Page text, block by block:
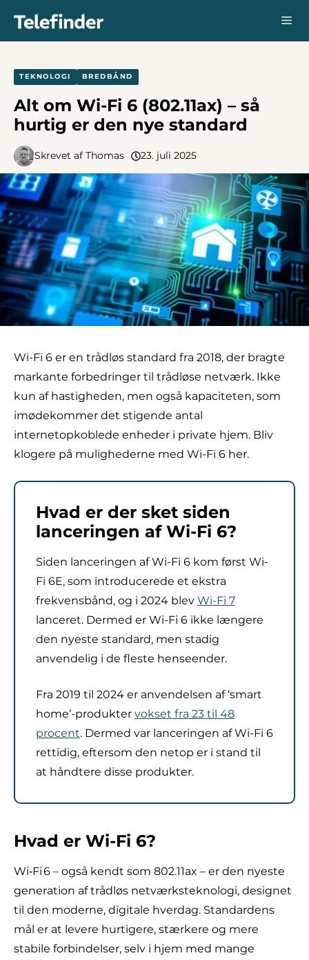
TEKNOLOGI BREDBÅND
Alt om Wi-Fi 6 (802.11ax) – så
hurtig er den nye standard
Skrevet af Thomas 23. juli 2025
Wi-Fi 6 er en trådløs standard fra 2018, der bragte
markante forbedringer til trådløse netværk. Ikke
kun af hastigheden, men også kapaciteten, som
imødekommer det stigende antal
internetopkoblede enheder i private hjem. Bliv
klogere på mulighederne med Wi-Fi 6 her.
Hvad er der sket siden
lanceringen af Wi-Fi 6?
Siden lanceringen af Wi-Fi 6 kom først Wi-
Fi 6E, som introducerede et ekstra
frekvensbånd, og i 2024 blev Wi-Fi 7
lanceret. Dermed er Wi-Fi 6 ikke længere
den nyeste standard, men stadig
anvendelig i de fleste henseender.
Fra 2019 til 2024 er anvendelsen af ‘smart
home’-produkter vokset fra 23 til 48
procent. Dermed var lanceringen af Wi-Fi 6
rettidig, eftersom den netop er i stand til
at håndtere disse produkter.
Hvad er Wi-Fi 6?
Wi‑Fi 6 – også kendt som 802.11ax – er den nyeste
generation af trådløs netværksteknologi, designet
til den moderne, digitale hverdag. Standardens
mål er at levere hurtigere, stærkere og mere
stabile forbindelser, selv i hjem med mange